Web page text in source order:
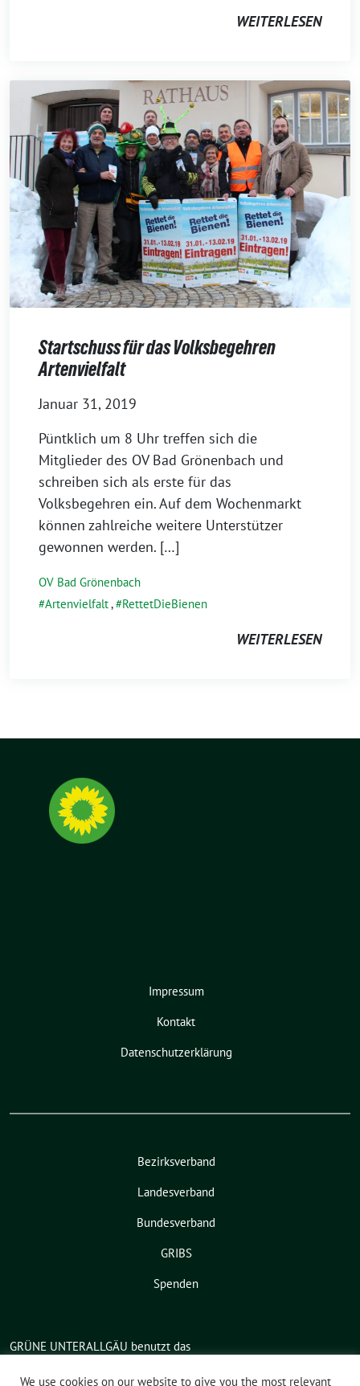
WEITERLESEN
Startschuss für das Volksbegehren
Artenvielfalt
Januar 31, 2019
Püntklich um 8 Uhr treffen sich die
Mitglieder des OV Bad Grönenbach und
schreiben sich als erste für das
Volksbegehren ein. Auf dem Wochenmarkt
können zahlreiche weitere Unterstützer
gewonnen werden. […]
OV Bad Grönenbach
Artenvielfalt, RettetDieBienen
WEITERLESEN
Impressum
Kontakt
Datenschutzerklärung
Bezirksverband
Landesverband
Bundesverband
GRIBS
Spenden
GRÜNE UNTERALLGÄU benutzt das
Angebot derverdigado eG.
We use cookies on our website to give you the most relevant